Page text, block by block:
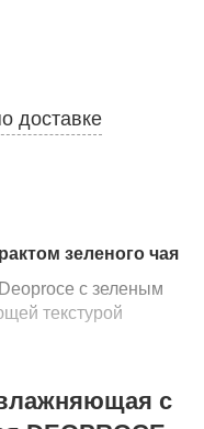
доставке
зеленого чая
с зеленым
текстурой
ее и
лосьона оказывает
действие,
с